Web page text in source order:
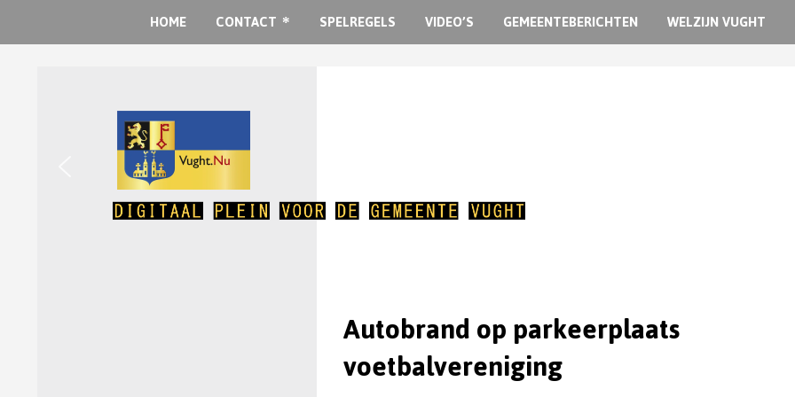
HOME CONTACT SPELREGELS VIDEO’S GEMEENTEBERICHTEN WELZIJN VUGHT
Autobrand op parkeerplaats
voetbalvereniging